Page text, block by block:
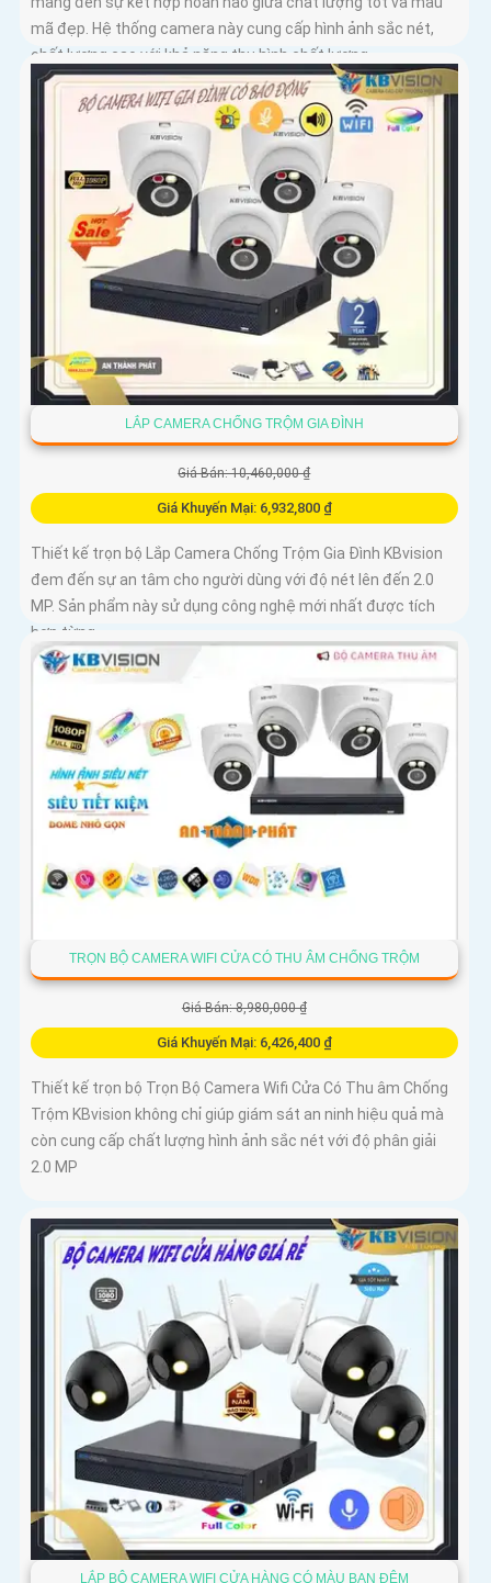
mã đẹp. Hệ thống camera này cung cấp hình ảnh sắc nét,
chất lượng cao với khả năng thu hình chất lượng
LẮP CAMERA CHỐNG TRỘM GIA ĐÌNH
Giá Bán: 10,460,000 ₫
Giá Khuyến Mại: 6,932,800 ₫
Thiết kế trọn bộ Lắp Camera Chống Trộm Gia Đình KBvision
đem đến sự an tâm cho người dùng với độ nét lên đến 2.0
MP. Sản phẩm này sử dụng công nghệ mới nhất được tích
hợp từng...
TRỌN BỘ CAMERA WIFI CỬA CÓ THU ÂM CHỐNG TRỘM
Giá Bán: 8,980,000 ₫
Giá Khuyến Mại: 6,426,400 ₫
Thiết kế trọn bộ Trọn Bộ Camera Wifi Cửa Có Thu âm Chống
Trộm KBvision không chỉ giúp giám sát an ninh hiệu quả mà
còn cung cấp chất lượng hình ảnh sắc nét với độ phân giải
2.0 MP
LẮP BỘ CAMERA WIFI CỬA HÀNG CÓ MÀU BAN ĐÊM